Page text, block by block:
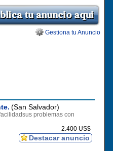
Gestiona tu Anuncio
(San Salvador)
problemas con
2.400 US$
Destacar anuncio